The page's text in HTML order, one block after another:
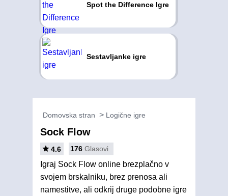
Spot the Difference Igre
Sestavljanke igre
Domovska stran Logične igre
Sock Flow
4.6 176 Glasovi
Igraj Sock Flow online brezplačno v
svojem brskalniku, brez prenosa ali
namestitve, ali odkrij druge podobne igre